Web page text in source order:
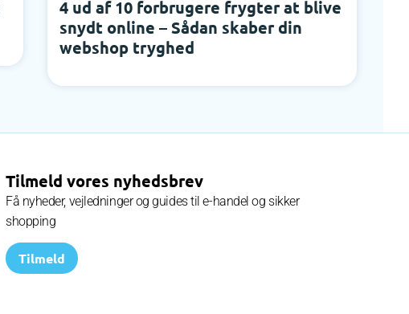
4 ud af 10 forbrugere frygter at blive
snydt online – Sådan skaber din
webshop tryghed
Tilmeld vores nyhedsbrev
Få nyheder, vejledninger og guides til e-handel og sikker
shopping
Tilmeld